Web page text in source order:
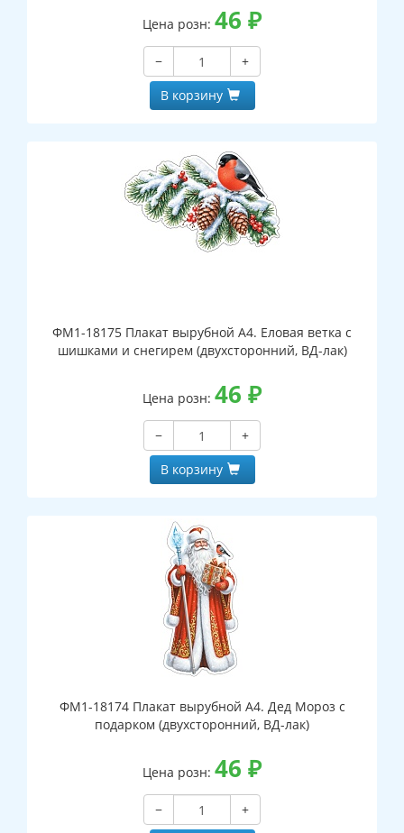
Цена розн: 46 ₽
−
+
В корзину
ФМ1-18175 Плакат вырубной А4. Еловая ветка с
шишками и снегирем (двухсторонний, ВД-лак)
Цена розн: 46 ₽
−
+
В корзину
ФМ1-18174 Плакат вырубной А4. Дед Мороз с
подарком (двухсторонний, ВД-лак)
Цена розн: 46 ₽
−
+